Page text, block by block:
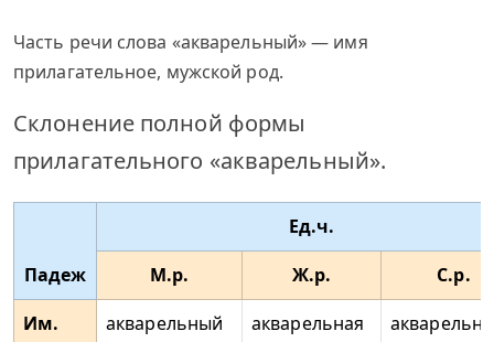
Часть речи слова «акварельный» — имя
прилагательное, мужской род.
Склонение полной формы
прилагательного «акварельный».
Падеж
Ед.ч.
М.р.
Ж.р.
С.р.
Им.
акварельный акварельная